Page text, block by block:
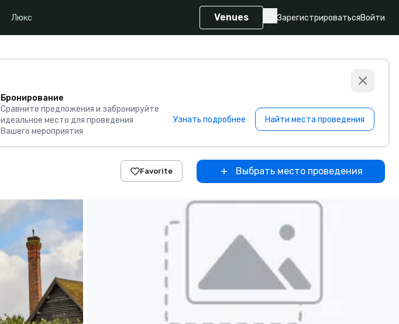
Люкс Venues ЗарегистрироватьсяВойти
Бронирование
Сравните предложения и забронируйте
идеальное место для проведения
Вашего мероприятия
Узнать подробнее Найти места проведения
Favorite Выбрать место проведения